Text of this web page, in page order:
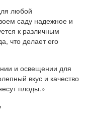
любой
саду надежное и
к различным
что делает его
и освещении для
вкус и качество
плоды.»